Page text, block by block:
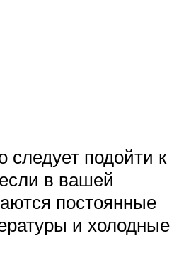
следует подойти к
в вашей
постоянные
и холодные